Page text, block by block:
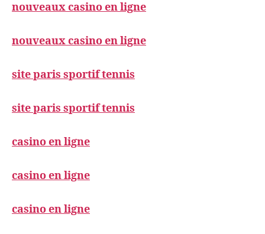
nouveaux casino en ligne
nouveaux casino en ligne
site paris sportif tennis
site paris sportif tennis
casino en ligne
casino en ligne
casino en ligne